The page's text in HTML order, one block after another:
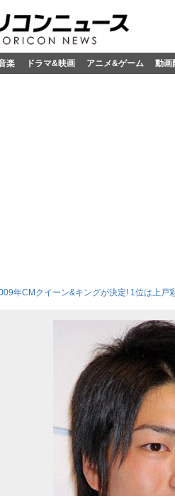
楽 ドラマ&映画 アニメ&ゲーム 動画
年CMクイーン&キングが決定! 1位は上戸